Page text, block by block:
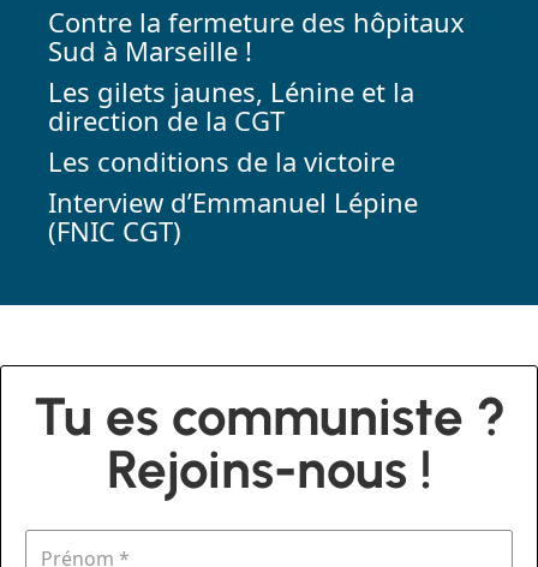
Contre la fermeture des hôpitaux
Sud à Marseille !
Les gilets jaunes, Lénine et la
direction de la CGT
Les conditions de la victoire
Interview d’Emmanuel Lépine
(FNIC CGT)
Tu es communiste ?
Rejoins-nous !